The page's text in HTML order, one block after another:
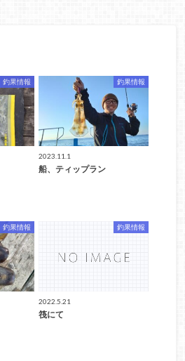
釣果情報 釣果情報
2023.11.1
船、ティップラン
釣果情報 釣果情報
2022.5.21
筏にて